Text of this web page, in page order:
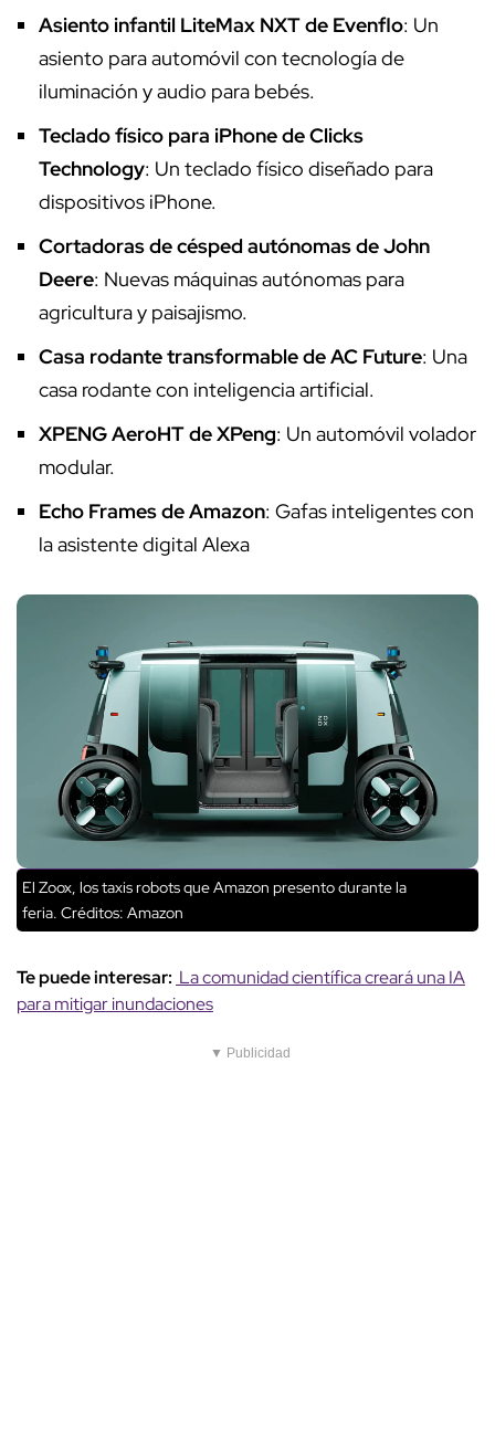
Asiento infantil LiteMax NXT de Evenflo: Un
asiento para automóvil con tecnología de
iluminación y audio para bebés.
Teclado físico para iPhone de Clicks
Technology: Un teclado físico diseñado para
dispositivos iPhone.
Cortadoras de césped autónomas de John
Deere: Nuevas máquinas autónomas para
agricultura y paisajismo.
Casa rodante transformable de AC Future: Una
casa rodante con inteligencia artificial.
XPENG AeroHT de XPeng: Un automóvil volador
modular.
Echo Frames de Amazon: Gafas inteligentes con
la asistente digital Alexa
El Zoox, los taxis robots que Amazon presento durante la
feria. Créditos: Amazon
Te puede interesar: La comunidad científica creará una IA
para mitigar inundaciones
▼ Publicidad